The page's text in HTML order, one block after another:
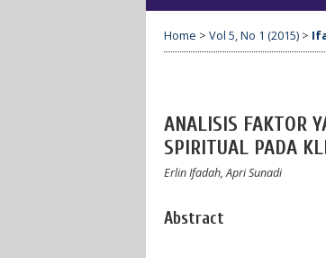
Home > Vol 5, No 1 (2015) >
ANALISIS FAKTOR
SPIRITUAL PADA
Erlin Ifadah, Apri Sunadi
Abstract